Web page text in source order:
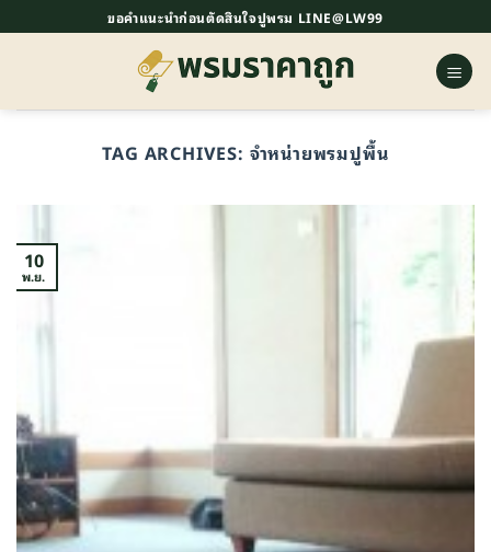
ไป
ขอคำแนะนำก่อนตัดสินใจปูพรม LINE@LW99
TAG ARCHIVES: จำหน่ายพรมปูพื้น
10
พ.ย.